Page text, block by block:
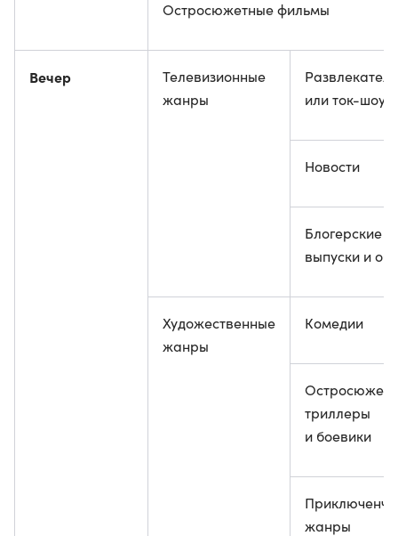
Остросюжетные фильмы
Вечер
Телевизионные
жанры
или ток-шоу
Новости
Блогерские
выпуски и
Художественные
жанры
Комедии
триллеры
и боевики
жанры